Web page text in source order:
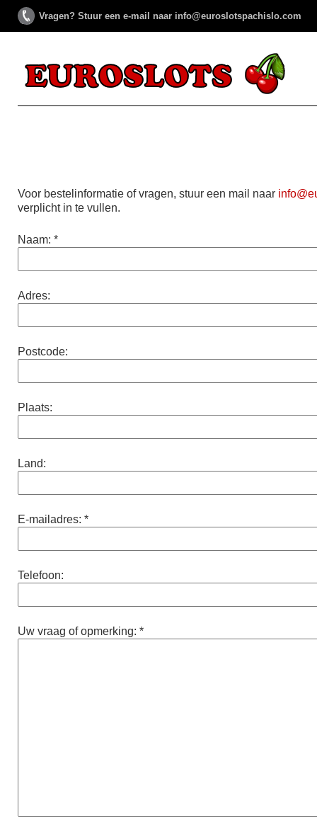
Vragen? Stuur een e-mail naar info@euroslotspachislo.com
Voor bestelinformatie of vragen, stuur een mail naar
verplicht in te vullen.
Naam: *
Adres:
Postcode:
Plaats:
Land:
E-mailadres: *
Telefoon:
Uw vraag of opmerking: *